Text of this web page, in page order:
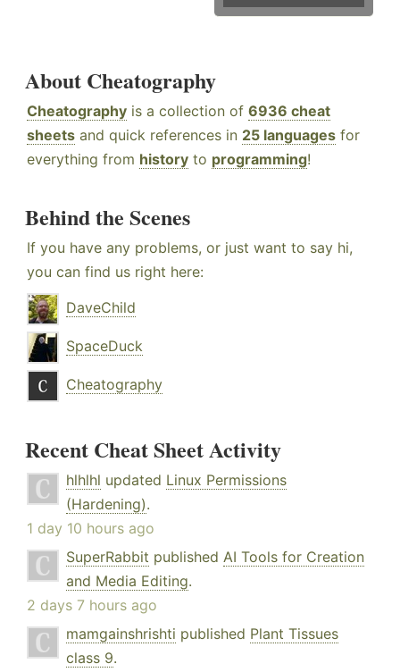
About Cheatography
Cheatography is a collection of 6936 cheat
sheets and quick references in 25 languages for
everything from history to programming!
Behind the Scenes
If you have any problems, or just want to say hi,
you can find us right here:
DaveChild
SpaceDuck
Cheatography
Recent Cheat Sheet Activity
hlhlhl updated Linux Permissions
(Hardening).
1 day 10 hours ago
SuperRabbit published AI Tools for Creation
and Media Editing.
2 days 7 hours ago
mamgainshrishti published Plant Tissues
class 9.